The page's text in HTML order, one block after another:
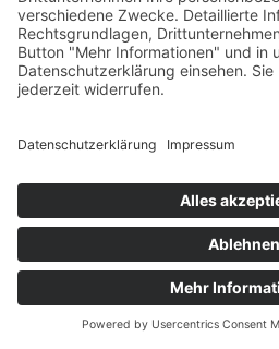
Flächendruck
2-162 Fb.3
Flächendruck
Schattendruck
B-2-160 Fb.5
Schattendruck mouve/